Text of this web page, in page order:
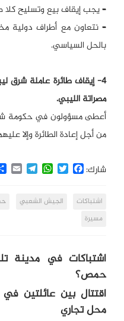
–يجب إيقاف بيع وتسليح كلا
–نتعاون مع أطراف دولية
بالحل السياسي.
4- إيقاف طائرة عاملة شرق
مصراتة الليبي.
أعطى مسؤولون في حكومة
من أجل إعادة الطائرة وإلا
شارك: Facebook
Twitter
اشتباكات الجيش الشعبي
مسيرة
اشتباكات في مدينة
حمص؟
اقتتال بين عائلتين
محل تجاري